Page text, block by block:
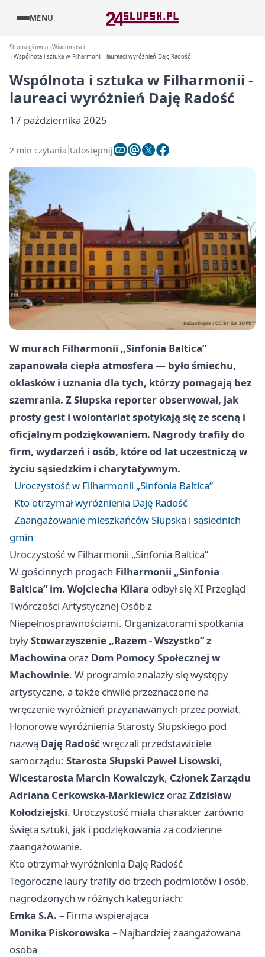
MENU
Strona główna Wiadomości
Wspólnota i sztuka w Filharmonii - laureaci wyróżnień Daję Radość
Wspólnota i sztuka w Filharmonii -
laureaci wyróżnień Daję Radość
17 października 2025
2 min czytania Udostępnij
W murach Filharmonii „Sinfonia Baltica”
zapanowała ciepła atmosfera — było śmiechu,
oklasków i uznania dla tych, którzy pomagają bez
szemrania. Z Słupska reporter obserwował, jak
prosty gest i wolontariat spotykają się ze sceną i
oficjalnym podziękowaniem. Nagrody trafiły do
firm, wydarzeń i osób, które od lat uczestniczą w
życiu sąsiedzkim i charytatywnym.
Uroczystość w Filharmonii „Sinfonia Baltica”
Kto otrzymał wyróżnienia Daję Radość
Zaangażowanie mieszkańców Słupska i sąsiednich
gmin
Uroczystość w Filharmonii „Sinfonia Baltica”
W gościnnych progach Filharmonii „Sinfonia
Baltica” im. Wojciecha Kilara odbył się XI Przegląd
Twórczości Artystycznej Osób z
Niepełnosprawnościami. Organizatorami spotkania
byłyStowarzyszenie „Razem - Wszystko” z
Machowina oraz Dom Pomocy Społecznej w
Machowinie. W programie znalazły się występy
artystyczne, a także chwile przeznaczone na
wręczenie wyróżnień przyznawanych przez powiat.
Honorowe wyróżnienia Starosty Słupskiego pod
nazwą Daję Radość wręczali przedstawiciele
samorządu: Starosta Słupski Paweł Lisowski,
Wicestarosta Marcin Kowalczyk, Członek Zarządu
Adriana Cerkowska-Markiewicz orazZdzisław
Kołodziejski. Uroczystość miała charakter zarówno
święta sztuki, jak i podziękowania za codzienne
zaangażowanie.
Kto otrzymał wyróżnienia Daję Radość
Tegoroczne laury trafiły do trzech podmiotów i osób,
nagrodzonych w różnych kategoriach:
Emka S.A. – Firma wspierająca
Monika Piskorowska – Najbardziej zaangażowana
osoba